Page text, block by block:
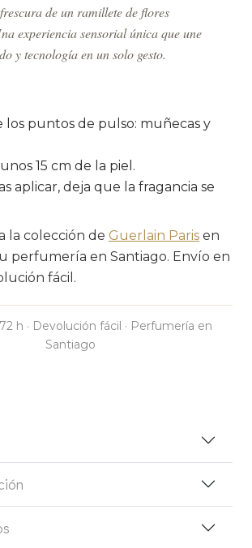
de un ramillete de flores
experiencia sensorial única que une
y tecnología en un solo gesto.
los puntos de pulso: muñecas y
15 cm de la piel.
aplicar, deja que la fragancia se
la colección de Guerlain Paris en
perfumería en Santiago. Envío en
fácil.
h · Devolución fácil · Perfumería en
Santiago